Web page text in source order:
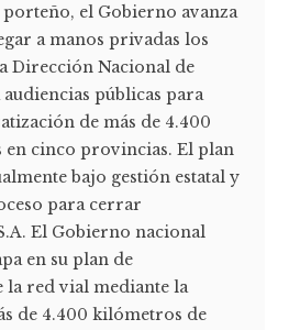
el Gobierno avanza
a manos privadas los
Dirección Nacional de
públicas para
de más de 4.400
cinco provincias. El plan
bajo gestión estatal y
para cerrar
El Gobierno nacional
en su plan de
la red vial mediante la
de 4.400 kilómetros de